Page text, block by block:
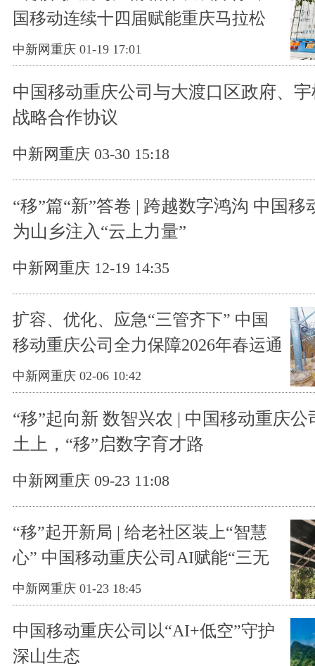
国移动连续十四届赋能重庆马拉松
中新网重庆 01-19 17:01
中国移动重庆公司与大渡口区政府、
战略合作协议
中新网重庆 03-30 15:18
“移”篇“新”答卷 | 跨越数字鸿沟 中国移
为山乡注入“云上力量”
中新网重庆 12-19 14:35
扩容、优化、应急“三管齐下” 中国
移动重庆公司全力保障2026年春运通
信畅通
中新网重庆 02-06 10:42
“移”起向新 数智兴农 | 中国移动重庆
土上，“移”启数字育才路
中新网重庆 09-23 11:08
“移”起开新局 | 给老社区装上“智慧
心” 中国移动重庆公司AI赋能“三无
小区”治理
中新网重庆 01-23 18:45
中国移动重庆公司以“AI+低空”守护
深山生态